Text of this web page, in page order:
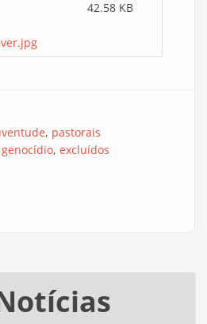
42.58 KB
pastorais
genocídio excluídos